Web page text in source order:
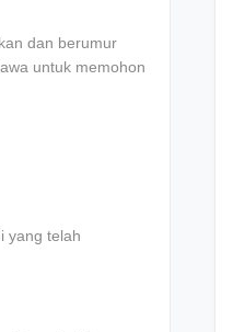
dan berumur
untuk memohon
yang telah